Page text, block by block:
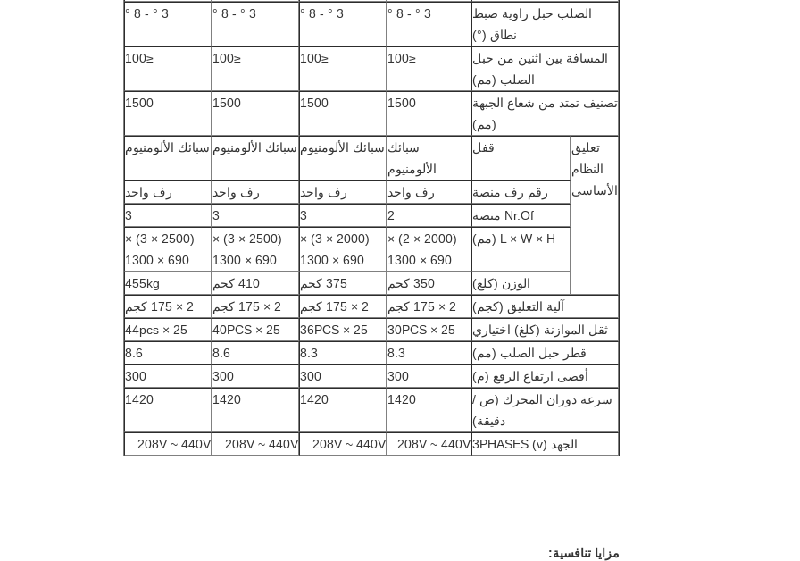
الصلب حبل زاوية ضبط
نطاق (°)
3 ° - 8 °
3 ° - 8 °
3 ° - 8 °
3 ° - 8 °
المسافة بين اثنين من حبل
الصلب (مم)
≤100
≤100
≤100
≤100
تصنيف تمتد من شعاع الجبهة
(مم)
1500
1500
1500
1500
تعليق
النظام
الأساسي
قفل
سبائك
الألومنيوم
سبائك الألومنيوم سبائك الألومنيوم سبائك الألومنيوم
رقم رف منصة رف واحد رف واحد رف واحد
رف واحد
Nr.Of منصة
2
3
3
3
L × W × H (مم)
(2000 × 2) ×
690 × 1300
(2000 × 3) ×
690 × 1300
(2500 × 3) ×
690 × 1300
(2500 × 3) ×
690 × 1300
الوزن (كلغ)
350 كجم 375 كجم 410 كجم
455kg
آلية التعليق (كجم)
2 × 175 كجم 2 × 175 كجم 2 × 175 كجم
2 × 175 كجم
ثقل الموازنة (كلغ) اختياري
25 × 30PCS
25 × 36PCS
25 × 40PCS
25 × 44pcs
قطر حبل الصلب (مم)
8.3
8.3
8.6
8.6
أقصى ارتفاع الرفع (م)
300
300
300
300
سرعة دوران المحرك (ص /
دقيقة)
1420
1420
1420
1420
الجهد (v) 3PHASES 208V ~ 440V
208V ~ 440V
208V ~ 440V
208V ~ 440V
مزايا تنافسية: